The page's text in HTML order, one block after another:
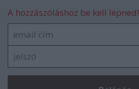
A hozzászóláshoz be kell lépned!